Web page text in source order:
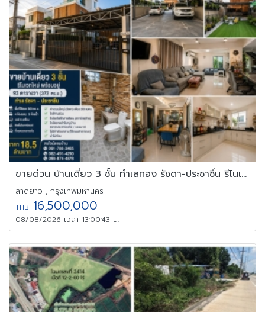
ขายด่วน บ้านเดี่ยว 3 ชั้น ทำเลทอง รัชดา-ประชาชื่น รีโนเวทใหม่
ลาดยาว , กรุงเทพมหานคร
THB 16,500,000
08/08/2026 เวลา 13:00:43 น.